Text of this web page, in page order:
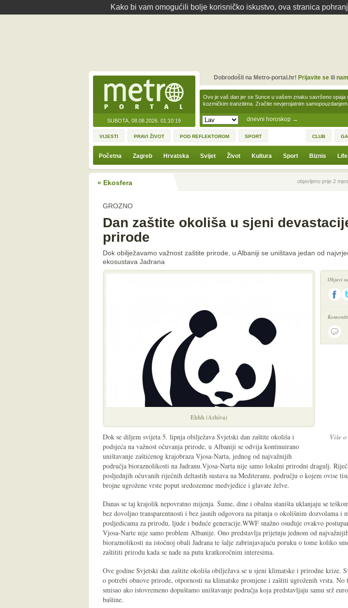
Kako bi vam omogućili bolje korisničko iskustvo, ova stranica
SUBOTA, 08.08.2026. 01:10:19 dnevni horoskop →
Ovo je vaš dan jer se Sunce u vašem znaku savršeno spaja
kozmičkim tranzitima. Zračite nevjerojatnim
Dobrodošli na Metro-portal.hr! Prijavite seili
VIJESTI PRAVI ŽIVOT POD REFLEKTOROM SPORT CLUB
Početna Zagreb Hrvatska Svijet Život Kultura Sport Biznis
« Ekosfera Prethodna vijestobjavljeno prije 2
GROZNO
Dan zaštite okoliša u sjeni
prirode
Dok obilježavamo važnost zaštite prirode, u Albaniji se uništava jedan od
ekosustava Jadrana
Ehhh (Arhiva)
Objavi
Više o
Dok se diljem svijeta 5. lipnja obilježava Svjetski dan zaštite okoliša i
podsjeća na važnost očuvanja prirode, u Albaniji se odvija kontinuirano
uništavanje zaštićenog krajobraza Vjosa-Narta, jednog od najvažnijih
područja bioraznolikosti na Jadranu.Vjosa-Narta nije samo lokalni prirodni dragulj.
posljednjih očuvanih riječnih deltastih sustava na Mediteranu, području o kojem ovise
brojne ugrožene vrste poput sredozemne medvjedice i glavate želve.
Danas se taj krajolik nepovratno mijenja. Šume, dine i obalna staništa uklanjaju se
bez dovoljno transparentnosti i bez jasnih odgovora na pitanja o okolišnim dozvolama i
posljedicama za prirodu, ljude i buduće generacije.WWF snažno osuđuje ovakvo
Vjosa-Narte nije samo problem Albanije. Ono predstavlja prijetnju jednom od
bioraznolikosti na istočnoj obali Jadrana te šalje zabrinjavajuću poruku o tome koliko
zaštititi prirodu kada se nađe na putu kratkoročnim interesima.
Ove godine Svjetski dan zaštite okoliša obilježava se u sjeni klimatske i prirodne krize.
o potrebi obnove prirode, otpornosti na klimatske promjene i zaštiti ugroženih vrsta. No
smisao ako istovremeno dopuštamo uništavanje područja koja predstavljaju samu srž
baštine.